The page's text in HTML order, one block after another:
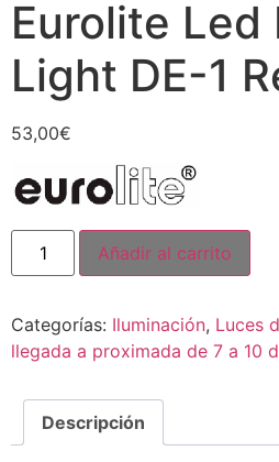
Eurolite Led
Light DE-1
53,00€
Añadir al carrito
Categorías: Iluminación, Luces
llegada a proximada de 7 a 10
Descripción